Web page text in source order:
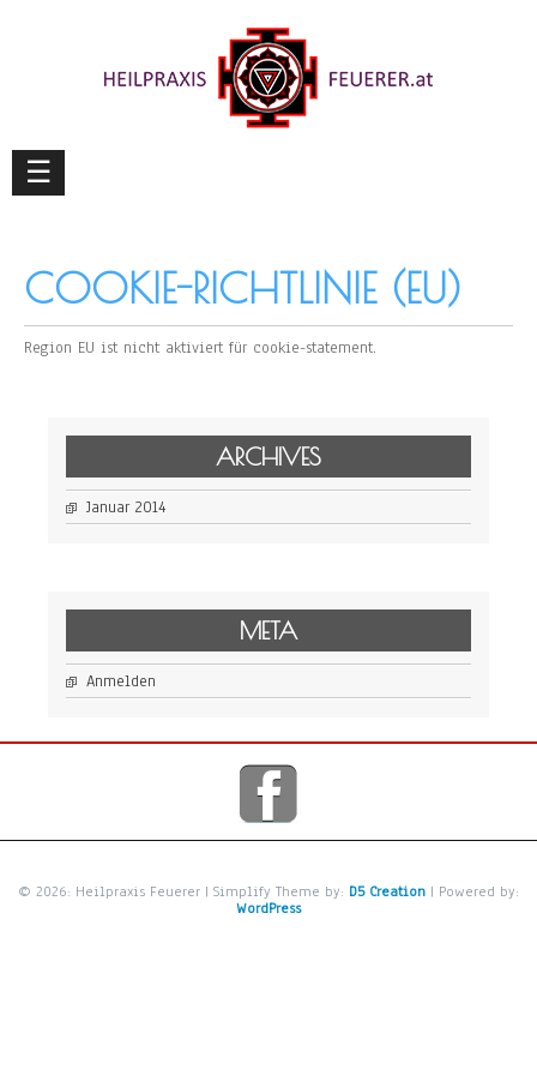
☰
COOKIE-RICHTLINIE (EU)
Region EU ist nicht aktiviert für cookie-statement.
ARCHIVES
Januar 2014
META
Anmelden
© 2026: Heilpraxis Feuerer | Simplify Theme by: D5 Creation | Powered by:
WordPress